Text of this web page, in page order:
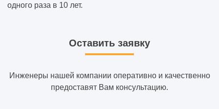
одного раза в 10 лет.
Оставить заявку
Инженеры нашей компании оперативно и качественно
предоставят Вам консультацию.